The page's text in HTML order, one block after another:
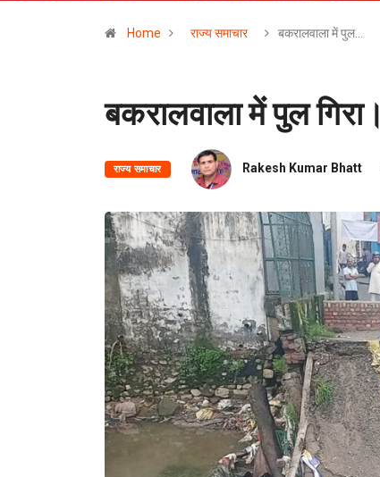
Home राज्य समाचार बकरालवाला में पुल…
बकरालवाला में पुल गिरा।
राज्य समाचार Rakesh Kumar Bhatt